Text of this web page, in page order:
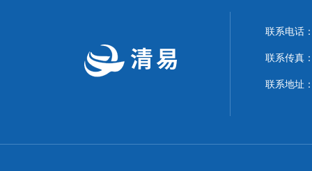
联系电话
联系传真
联系地址